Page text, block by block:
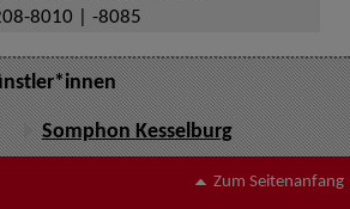
8010 | -8085
Somphon Kesselburg
Zum Seitenanfang